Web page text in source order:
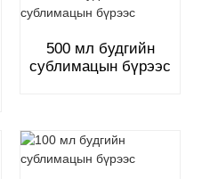
500 мл будгийн
сублимацын бүрээс